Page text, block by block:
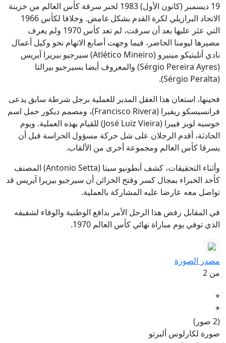
19 ديسمبر (كانون الأول) 1983 لخبر سرقة كأس العالم من خزينة
الاتحاد البرازيلي لكرة القدم بشكل غامض. وخلافا لكأس 1966
التي عثر عليها بعد أن سرقت، لم تعد كأس 1970 ولم يعرف
مصيرها ليومنا الحاضر، فيما وجهت أصابع الاتهام نحو وكيل أعمال
نادي أتليتيكو مينيرو (Atlético Mineiro) سيرجيو بيريرا آيريس
(Sérgio Pereira Ayres) والمعروف أيضا بسيرجيو بيرالتا
(Sérgio Peralta).
فحينها، استعان هذا العقل المدبر للعملية برجل شرطة سابق يدعى
فرانسيسكو ريفيرا (Francisco Rivera)، ومصمم ديكور حمل اسم
خوسيه لويز فييرا (José Luiz Vieira) للقيام بهذه العملية. ويوم
الحادثة، أقدم الرجلان على شل حركة مسؤول الحراسة قبل أن
يسرقا كأس العالم ومجموعة أخرى من الألقاب.
وأثناء التحقيقات، كشف أنطونيو سيتا (Antonio Setta) المصنف
كأحد الخبراء بمجال كسر وفتح الخزائن أن سيرجيو بيريرا آيريس قد
تواصل معه عارضا عليه المشاركة بالعملية.
في المقابل رفض هذا الرجل الأمر بدافع الوطنية والوفاء لشقيقه
الذي توفي يوم مباراة نهائي كأس العالم 1970.
مصدر الصورة
من 2
*
*
(2 صور)
صورة لكارلوس ألبرتو